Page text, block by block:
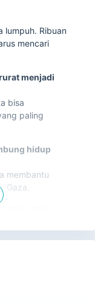
lumpuh. Ribuan
mencari
menjadi
bisa
paling
hidup
membantu
Gaza.
dari